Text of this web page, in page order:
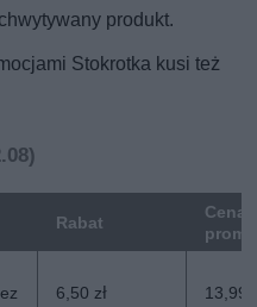
produkt.
Stokrotka kusi też
Rabat
Cena
6,50 zł 13,99